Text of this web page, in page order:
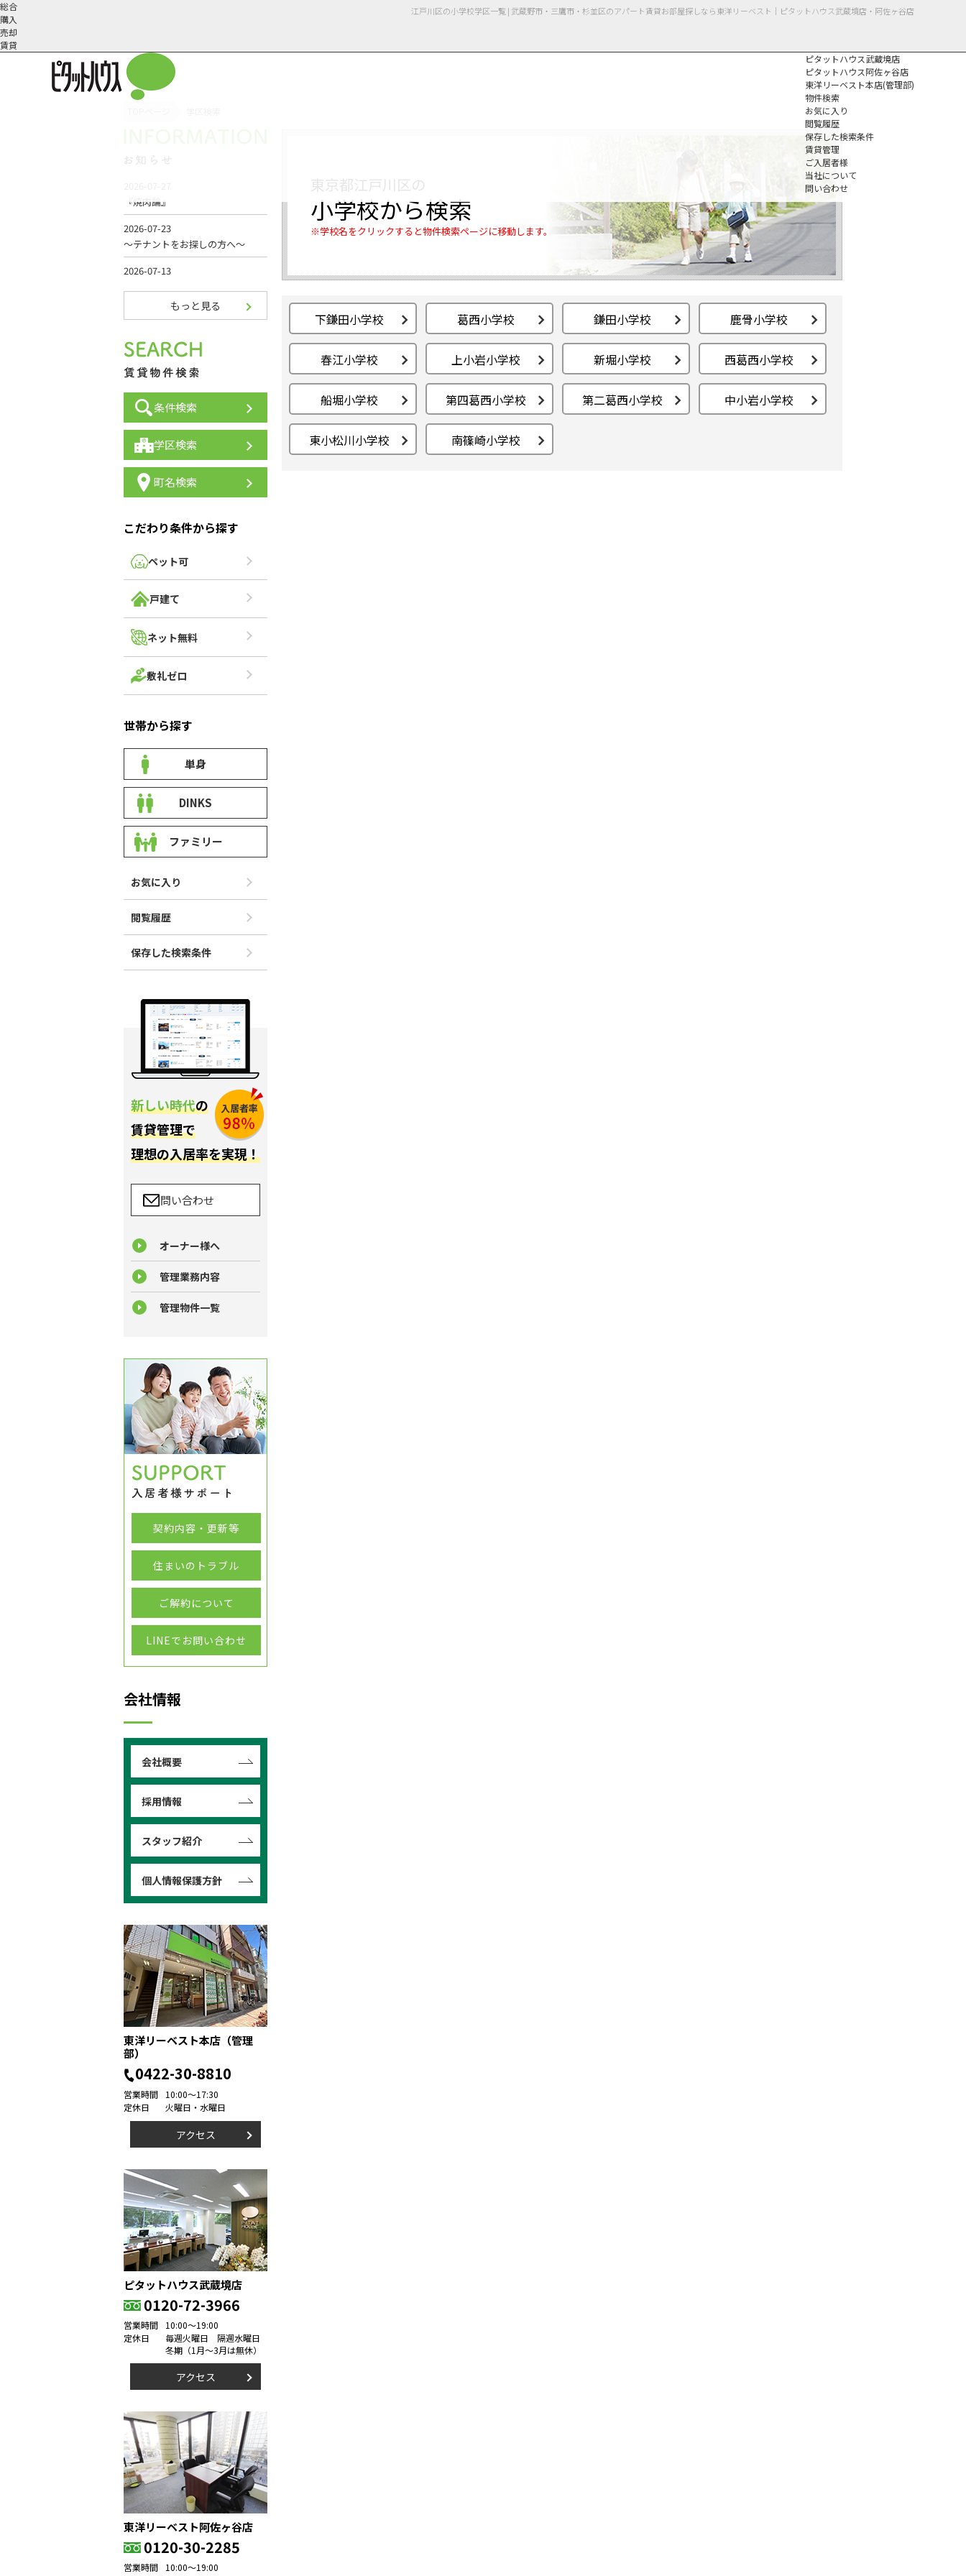
江戸川区の小学校学区一覧 | 武蔵野市・三鷹市・杉並区のアパート賃貸お部屋探しなら東洋リーベスト｜ピタットハウス武蔵境店・阿佐ヶ谷店
総合
購入
売却
賃貸
ピタットハウス武蔵境店
ピタットハウス阿佐ヶ谷店
東洋リーベスト本店(管理部)
物件検索
お気に入り
閲覧履歴
保存した検索条件
賃貸管理
ご入居者様
当社について
問い合わせ
東京都江戸川区の
小学校から検索
※学校名をクリックすると物件検索ページに移動します。
下鎌田小学校 葛西小学校 鎌田小学校 鹿骨小学校
春江小学校 上小岩小学校 新堀小学校 西葛西小学校
船堀小学校 第四葛西小学校 第二葛西小学校 中小岩小学校
東小松川小学校 南篠崎小学校
もっと見る
条件検索
学区検索
町名検索
こだわり条件から探す
ペット可
戸建て
ネット無料
敷礼ゼロ
世帯から探す
単身
DINKS
ファミリー
お気に入り
閲覧履歴
保存した検索条件
新しい時代の
賃貸管理で
理想の入居率を実現！
問い合わせ
オーナー様へ
管理業務内容
管理物件一覧
契約内容・更新等
住まいのトラブル
ご解約について
LINEでお問い合わせ
会社情報
会社概要
採用情報
スタッフ紹介
個人情報保護方針
東洋リーベスト本店（管理
部）
0422-30-8810
営業時間
10:00～17:30
定休日
火曜日・水曜日
アクセス
ピタットハウス武蔵境店
0120-72-3966
営業時間
10:00～19:00
定休日
毎週火曜日 隔週水曜日
冬期（1月～3月は無休）
アクセス
東洋リーベスト阿佐ヶ谷店
0120-30-2285
営業時間
10:00～19:00